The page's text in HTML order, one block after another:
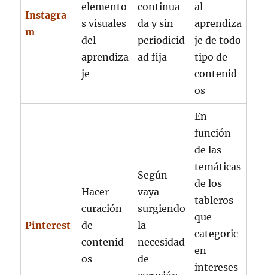
Instagra
m
elemento
s visuales
del
aprendiza
je
continua
da y sin
periodicid
ad fija
al
aprendiza
je de todo
tipo de
contenid
os
Pinterest
Hacer
curación
de
contenid
os
Según
vaya
surgiendo
la
necesidad
de
En
función
de las
temáticas
de los
tableros
que
categoric
en
intereses